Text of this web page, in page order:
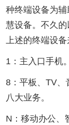
种终端设备为
慧设备。不久
上述的终端设备
1：主入口手机。
8：平板、TV、
八大业务。
N：移动办公、